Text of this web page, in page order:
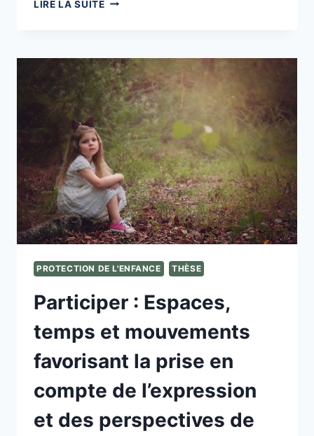
LIRE LA SUITE
VÉCUE
DANS
LA
PROTECTION
DE
L’ENFANCE
PROTECTION DE L'ENFANCE THÈSE
Participer : Espaces,
temps et mouvements
favorisant la prise en
compte de l’expression
et des perspectives de